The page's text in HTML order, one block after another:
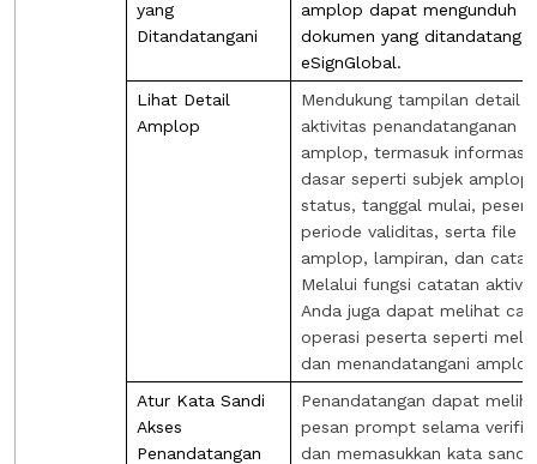
yang
Ditandatangani
amplop dapat mengunduh
dokumen yang
eSignGlobal.
Lihat Detail
Amplop
Mendukung tampilan detail
aktivitas penandatanganan
amplop, termasuk informasi
dasar seperti subjek amplop,
status, tanggal mulai,
periode validitas, serta file
amplop, lampiran, dan
Melalui fungsi catatan
Anda juga dapat melihat
operasi peserta seperti
dan menandatangani
Atur Kata Sandi
Akses
Penandatangan
Penandatangan dapat
pesan prompt selama
dan memasukkan kata sandi